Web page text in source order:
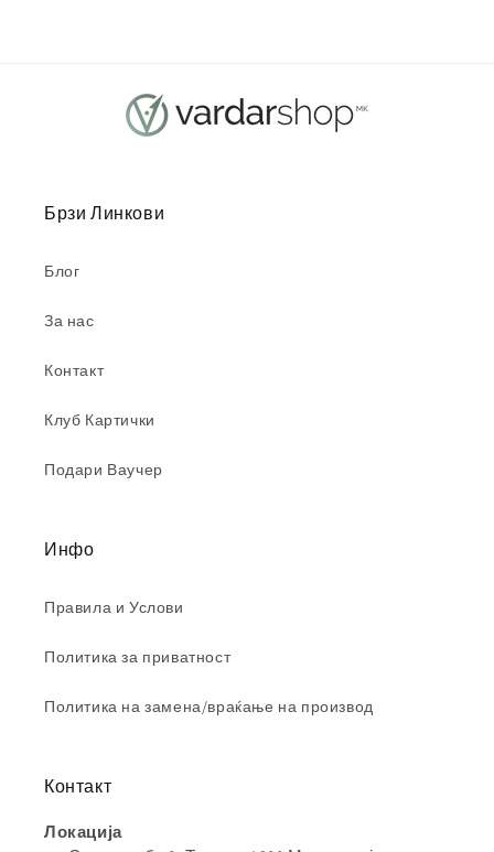
Брзи Линкови
Блог
За нас
Контакт
Клуб Картички
Подари Ваучер
Инфо
Правила и Услови
Политика за приватност
Политика на замена/враќање на производ
Контакт
Локација